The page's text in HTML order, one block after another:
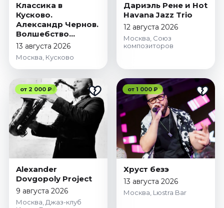
Классика в
Кусково.
Александр Чернов.
Волшебство
скрипки
13 августа 2026
Москва, Кусково
Дариэль Рене и Hot
Havana Jazz Trio
12 августа 2026
Москва, Союз
композиторов
от 2 000 ₽
Alexander
Dovgopoly Project
9 августа 2026
Москва, Джаз-клуб
от 1 000 ₽
Хруст безэ
13 августа 2026
Москва, Lюstra Bar